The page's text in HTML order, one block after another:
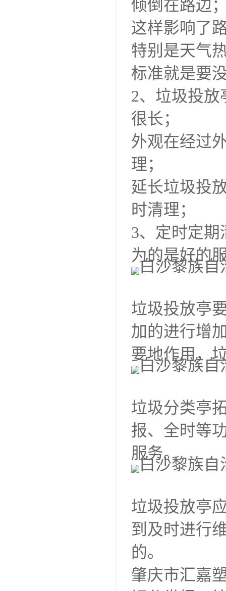
倾倒在路边
这样影响了
特别是天气
标准就是要
2、垃圾投
很长；
外观在经过
理；
延长垃圾投
时清理；
3、定时定
为的是好的
垃圾投放亭
加的进行增
要地作用，
垃圾分类亭
报、全时等
服务。
垃圾投放亭
到及时进行
的。
肇庆市汇嘉